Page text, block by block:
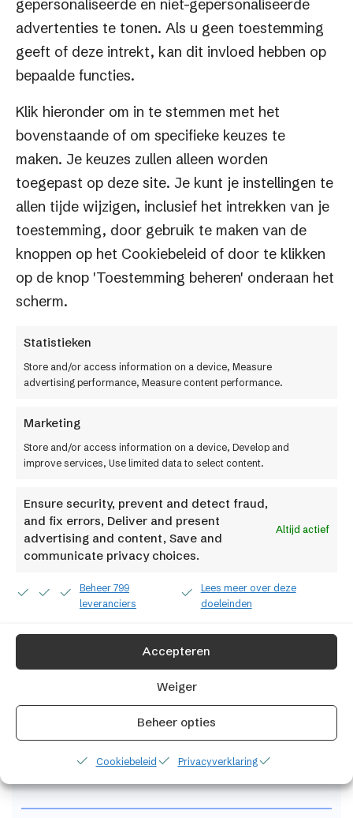
gepersonaliseerde en niet-gepersonaliseerde
advertenties te tonen. Als u geen toestemming
geeft of deze intrekt, kan dit invloed hebben op
bepaalde functies.
Klik hieronder om in te stemmen met het
bovenstaande of om specifieke keuzes te
maken. Je keuzes zullen alleen worden
toegepast op deze site. Je kunt je instellingen te
allen tijde wijzigen, inclusief het intrekken van je
toestemming, door gebruik te maken van de
knoppen op het Cookiebeleid of door te klikken
op de knop 'Toestemming beheren' onderaan het
scherm.
Statistieken
Store and/or access information on a device, Measure
advertising performance, Measure content performance.
Marketing
Store and/or access information on a device, Develop and
improve services, Use limited data to select content.
Ensure security, prevent and detect fraud,
and fix errors, Deliver and present
advertising and content, Save and
communicate privacy choices.
Altijd actief
Beheer 799
leveranciers
Lees meer over deze
doeleinden
Accepteren
Weiger
Beheer opties
Cookiebeleid Privacyverklaring
08:55Reacties uitgeschakeldvoor Post NL
Met PostNL kun je eenvoudig pakketen verzenden
en volgen
Slimme e-commerce.
Serieuze groei.
Factif BV
Keulenstraat 12
0570 609941
ShopMaster
Cases
Pakketten en prijzen